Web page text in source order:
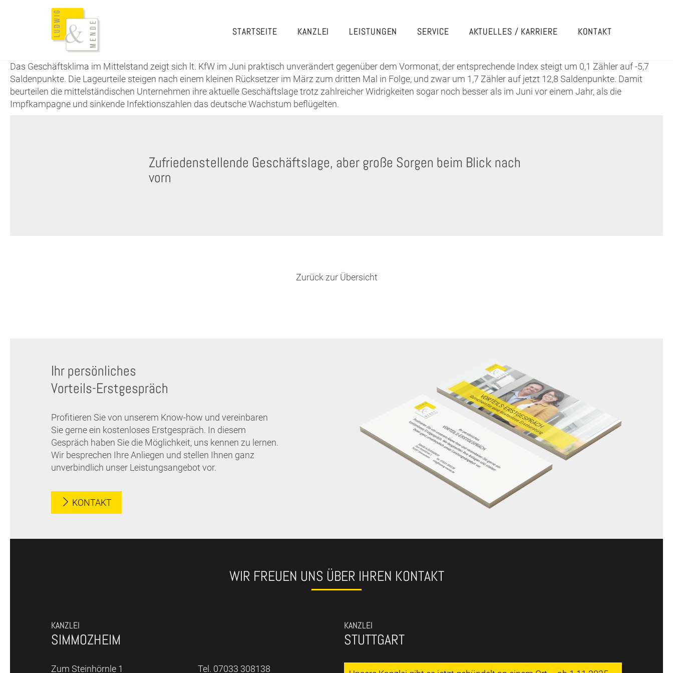
STARTSEITE KANZLEI LEISTUNGEN SERVICE AKTUELLES / KARRIERE KONTAKT
Das Geschäftsklima im Mittelstand zeigt sich lt. KfW im Juni praktisch unverändert gegenüber dem Vormonat, der entsprechende Index steigt um 0,1 Zähler auf -5,7
Saldenpunkte. Die Lageurteile steigen nach einem kleinen Rücksetzer im März zum dritten Mal in Folge, und zwar um 1,7 Zähler auf jetzt 12,8 Saldenpunkte. Damit
beurteilen die mittelständischen Unternehmen ihre aktuelle Geschäftslage trotz zahlreicher Widrigkeiten sogar noch besser als im Juni vor einem Jahr, als die
Impfkampagne und sinkende Infektionszahlen das deutsche Wachstum beflügelten.
Zufriedenstellende Geschäftslage, aber große Sorgen beim Blick nach
vorn
Zurück zur Übersicht
Ihr persönliches
Vorteils-Erstgespräch
Profitieren Sie von unserem Know-how und vereinbaren
Sie gerne ein kostenloses Erstgespräch. In diesem
Gespräch haben Sie die Möglichkeit, uns kennen zu lernen.
Wir besprechen Ihre Anliegen und stellen Ihnen ganz
unverbindlich unser Leistungsangebot vor.
KONTAKT
WIR FREUEN UNS ÜBER IHREN KONTAKT
KANZLEI
SIMMOZHEIM
Zum Steinhörnle 1 Tel. 07033 308138
KANZLEI
STUTTGART